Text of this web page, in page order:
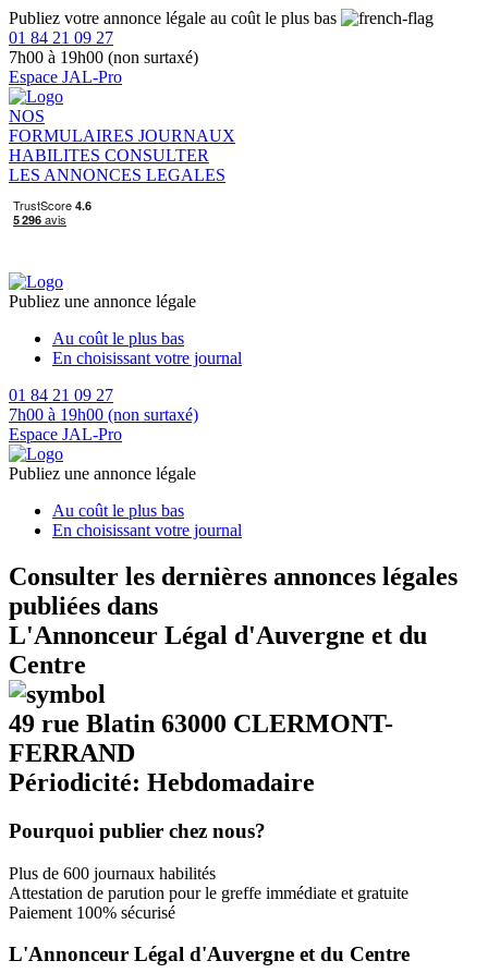
Publiez votre annonce légale au coût le plus bas
01 84 21 09 27
7h00 à 19h00 (non surtaxé)
Espace JAL-Pro
NOS
FORMULAIRES JOURNAUX
HABILITES CONSULTER
LES ANNONCES LEGALES
Publiez une annonce légale
Au coût le plus bas
En choisissant votre journal
01 84 21 09 27
7h00 à 19h00 (non surtaxé)
Espace JAL-Pro
Publiez une annonce légale
Au coût le plus bas
En choisissant votre journal
Consulter les dernières annonces légales
publiées dans
L'Annonceur Légal d'Auvergne et du
Centre
49 rue Blatin 63000 CLERMONT-
FERRAND
Périodicité: Hebdomadaire
Pourquoi publier chez nous?
Plus de 600 journaux habilités
Attestation de parution pour le greffe immédiate et gratuite
Paiement 100% sécurisé
L'Annonceur Légal d'Auvergne et du Centre